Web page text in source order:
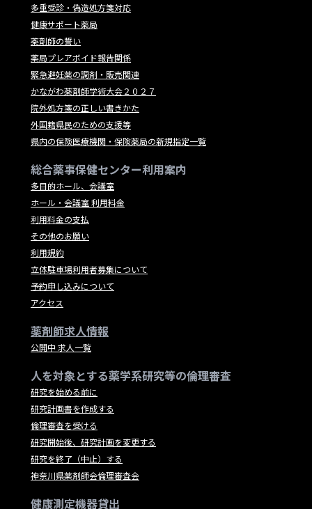
多重受診・偽造処方箋対応
健康サポート薬局
薬剤師の誓い
薬局プレアボイド報告関係
緊急避妊薬の調剤・販売関連
かながわ薬剤師学術大会２０２７
院外処方箋の正しい書きかた
外国籍県民のための支援等
県内の保険医療機関・保険薬局の新規指定一覧
総合薬事保健センター利用案内
多目的ホール、会議室
ホール・会議室 利用料金
利用料金の支払
その他のお願い
利用規約
立体駐車場利用者募集について
予約申し込みについて
アクセス
薬剤師求人情報
公開中 求人一覧
人を対象とする薬学系研究等の倫理審査
研究を始める前に
研究計画書を作成する
倫理審査を受ける
研究開始後、研究計画を変更する
研究を終了（中止）する
神奈川県薬剤師会倫理審査会
健康測定機器貸出